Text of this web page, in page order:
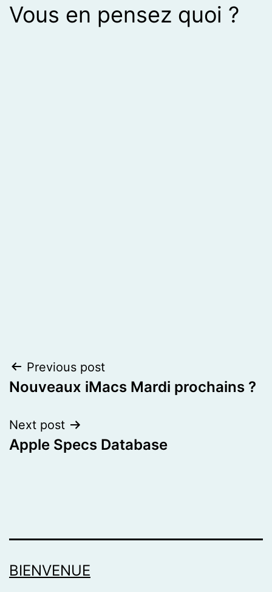
Vous en pensez quoi ?
Post
navigation
Previous post
Nouveaux iMacs Mardi prochains ?
Next post
Apple Specs Database
BIENVENUE